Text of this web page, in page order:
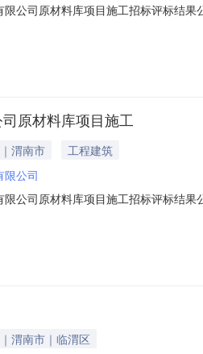
限公司原材料库项目施工招标评标结
17时前向本工程招标人反映，过期
原材料库项目施工
渭南市
工程建筑
限公司
限公司原材料库项目施工招标评标结
渭南市远大建设总公司；第二名渭南
：
渭南市｜临渭区